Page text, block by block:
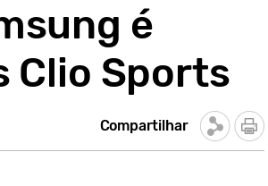
é
Clio Sports
Compartilhar